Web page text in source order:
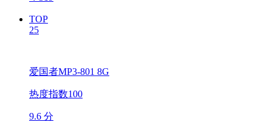
TOP
25
爱国者MP3-801 8G
热度指数100
9.6 分